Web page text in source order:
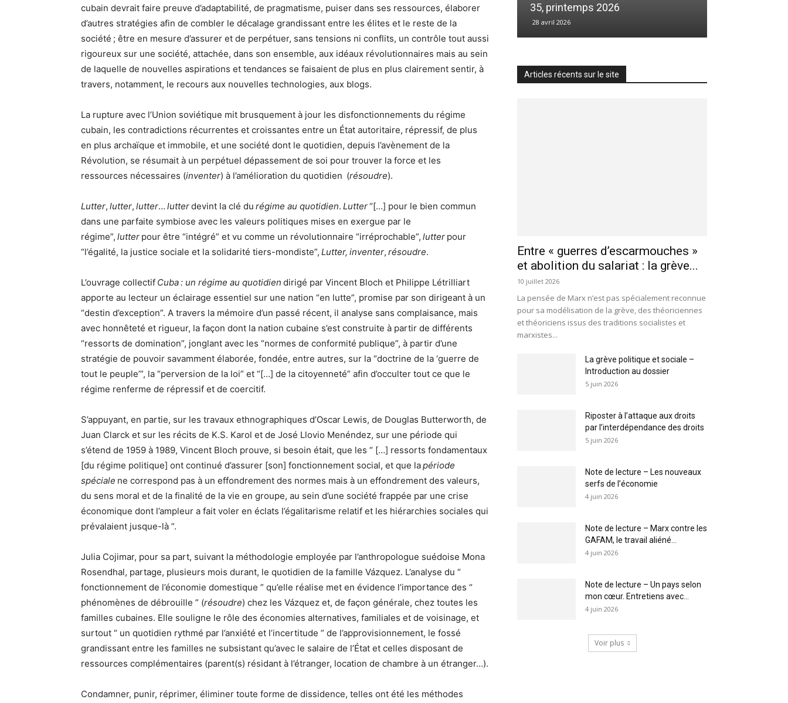
cubain devrait faire preuve d’adaptabilité, de pragmatisme, puiser dans ses ressources, élaborer
d’autres stratégies afin de combler le décalage grandissant entre les élites et le reste de la
société ; être en mesure d’assurer et de perpétuer, sans tensions ni conflits, un contrôle tout aussi
rigoureux sur une société, attachée, dans son ensemble, aux idéaux révolutionnaires mais au sein
de laquelle de nouvelles aspirations et tendances se faisaient de plus en plus clairement sentir, à
travers, notamment, le recours aux nouvelles technologies, aux blogs.
La rupture avec l’Union soviétique mit brusquement à jour les disfonctionnements du régime
cubain, les contradictions récurrentes et croissantes entre un État autoritaire, répressif, de plus
en plus archaïque et immobile, et une société dont le quotidien, depuis l’avènement de la
Révolution, se résumait à un perpétuel dépassement de soi pour trouver la force et les
ressources nécessaires (inventer) à l’amélioration du quotidien (résoudre).
Lutter, lutter, lutter… lutterdevint la clé du régime au quotidien. Lutter“[…] pour le bien commun
dans une parfaite symbiose avec les valeurs politiques mises en exergue par le
régime”, lutter pour être “intégré” et vu comme un révolutionnaire “irréprochable”, lutter pour
“l’égalité, la justice sociale et la solidarité tiers-mondiste”, Lutter, inventer, résoudre.
L’ouvrage collectif Cuba : un régime au quotidien dirigé par Vincent Bloch et Philippe Létrilliart
apporte au lecteur un éclairage essentiel sur une nation “en lutte”, promise par son dirigeant à un
“destin d’exception”. A travers la mémoire d’un passé récent, il analyse sans complaisance, mais
avec honnêteté et rigueur, la façon dont la nation cubaine s’est construite à partir de différents
“ressorts de domination”, jonglant avec les “normes de conformité publique”, à partir d’une
stratégie de pouvoir savamment élaborée, fondée, entre autres, sur la “doctrine de la ‘guerre de
tout le peuple’”, la “perversion de la loi” et “[…] de la citoyenneté” afin d’occulter tout ce que le
régime renferme de répressif et de coercitif.
S’appuyant, en partie, sur les travaux ethnographiques d’Oscar Lewis, de Douglas Butterworth, de
Juan Clarck et sur les récits de K.S. Karol et de José Llovio Menéndez, sur une période qui
s’étend de 1959 à 1989, Vincent Bloch prouve, si besoin était, que les “ […] ressorts fondamentaux
[du régime politique] ont continué d’assurer [son] fonctionnement social, et que lapériode
spéciale ne correspond pas à un effondrement des normes mais à un effondrement des valeurs,
du sens moral et de la finalité de la vie en groupe, au sein d’une société frappée par une crise
économique dont l’ampleur a fait voler en éclats l’égalitarisme relatif et les hiérarchies sociales qui
prévalaient jusque-là ”.
Julia Cojimar, pour sa part, suivant la méthodologie employée par l’anthropologue suédoise Mona
Rosendhal, partage, plusieurs mois durant, le quotidien de la famille Vázquez. L’analyse du “
fonctionnement de l’économie domestique ” qu’elle réalise met en évidence l’importance des “
phénomènes de débrouille ” (résoudre) chez les Vázquez et, de façon générale, chez toutes les
familles cubaines. Elle souligne le rôle des économies alternatives, familiales et de voisinage, et
surtout “ un quotidien rythmé par l’anxiété et l’incertitude ” de l’approvisionnement, le fossé
grandissant entre les familles ne subsistant qu’avec le salaire de l’État et celles disposant de
ressources complémentaires (parent(s) résidant à l’étranger, location de chambre à un étranger…).
Condamner, punir, réprimer, éliminer toute forme de dissidence, telles ont été les méthodes
35, printemps 2026
28 avril 2026
Articles récents sur le site
Entre « guerres d’escarmouches »
et abolition du salariat : la grève...
10 juillet 2026
La pensée de Marx n’est pas spécialement reconnue
pour sa modélisation de la grève, des théoriciennes
et théoriciens issus des traditions socialistes et
marxistes...
La grève politique et sociale –
Introduction au dossier
5 juin 2026
Riposter à l’attaque aux droits
par l’interdépendance des droits
5 juin 2026
Note de lecture – Les nouveaux
serfs de l’économie
4 juin 2026
Note de lecture – Marx contre les
GAFAM, le travail aliéné...
4 juin 2026
Note de lecture – Un pays selon
mon cœur. Entretiens avec...
4 juin 2026
Voir plus